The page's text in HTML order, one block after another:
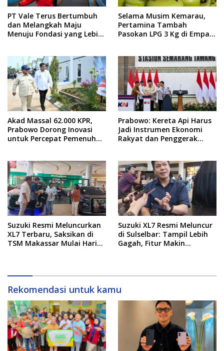
PT Vale Terus Bertumbuh
dan Melangkah Maju
Menuju Fondasi yang Lebih
Selama Musim Kemarau,
Pertamina Tambah
Pasokan LPG 3 Kg di Empat
Akad Massal 62.000 KPR,
Prabowo Dorong Inovasi
untuk Percepat Pemenuhan
Prabowo: Kereta Api Harus
Jadi Instrumen Ekonomi
Rakyat dan Penggerak
Suzuki Resmi Meluncurkan
XL7 Terbaru, Saksikan di
TSM Makassar Mulai Hari
Suzuki XL7 Resmi Meluncur
di Sulselbar: Tampil Lebih
Gagah, Fitur Makin
Rekomendasi untuk kamu